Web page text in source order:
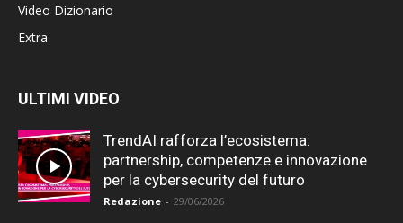
Video Dizionario
Extra
ULTIMI VIDEO
TrendAI rafforza l’ecosistema:
partnership, competenze e innovazione
per la cybersecurity del futuro
Redazione - 29/06/2026